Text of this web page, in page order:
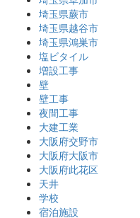
埼玉県蕨市
埼玉県越谷市
埼玉県鴻巣市
塩ビタイル
増設工事
壁
壁工事
夜間工事
大建工業
大阪府交野市
大阪府大阪市
大阪府此花区
天井
学校
宿泊施設